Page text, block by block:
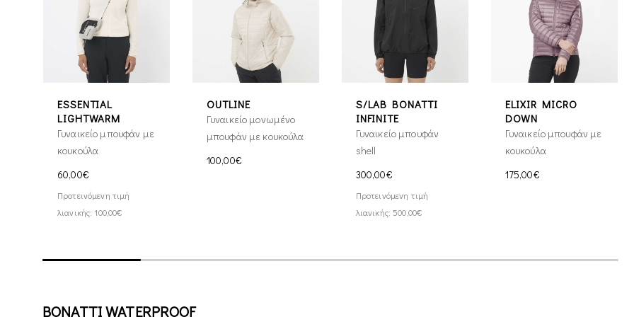
ESSENTIAL
LIGHTWARM
Γυναικείο μπουφάν με
κουκούλα
60,00€
Προτεινόμενη τιμή
λιανικής: 100,00€
OUTLINE
Γυναικείο μονωμένο
μπουφάν με κουκούλα
100,00€
S/LAB BONATTI
INFINITE
Γυναικείο μπουφάν
shell
300,00€
Προτεινόμενη τιμή
λιανικής: 500,00€
ELIXIR MICRO
DOWN
Γυναικείο μπουφάν με
κουκούλα
175,00€
BONATTI WATERPROOF